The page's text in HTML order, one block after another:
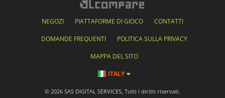
NEGOZI PIATTAFORME DI GIOCO CONTATTI
DOMANDE FREQUENTI POLITICA SULLA PRIVACY
MAPPA DEL SITO
ITALY
© 2026 SAS DIGITAL SERVICES, Tutti i diritti riservati.